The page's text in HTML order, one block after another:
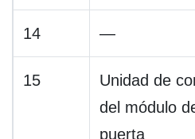
14 —
15
Unidad de
del módulo
puerta